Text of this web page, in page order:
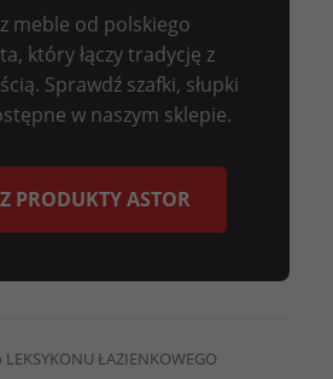
meble od polskiego
który łączy tradycję z
Sprawdź szafki, słupki
w naszym sklepie.
PRODUKTY ASTOR
ŁAZIENKOWEGO